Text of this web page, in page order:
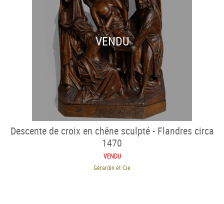
VENDU
Descente de croix en chêne sculpté - Flandres circa
1470
VENDU
Gérardin et Cie